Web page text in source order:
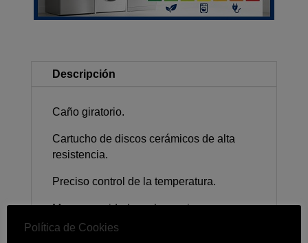
Descripción
Caño giratorio.
Cartucho de discos cerámicos de alta
resistencia.
Preciso control de la temperatura.
Mayor suavidad en el manejo.
Aireador anticalcáreo.
Política de Cookies